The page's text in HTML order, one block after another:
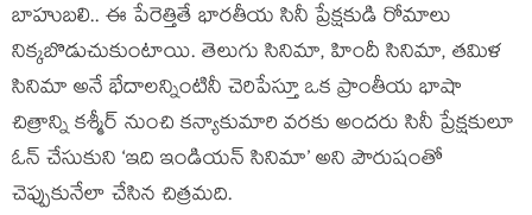
బాహుబలి.. ఈ పేరెత్తితే భారతీయ సినీ ప్రేక్షకుడి రోమాలు
నిక్కబొడుచుకుంటాయి. తెలుగు సినిమా, హిందీ సినిమా, తమిళ
సినిమా అనే భేదాలన్నింటినీ చెరిపేస్తూ ఒక ప్రాంతీయ భాషా
చిత్రాన్ని కశ్మీర్ నుంచి కన్యాకుమారి వరకు అందరు సినీ ప్రేక్షకులూ
ఓన్ చేసుకుని ‘ఇది ఇండియన్ సినిమా’ అని పౌరుషంతో
చెప్పుకునేలా చేసిన చిత్రమది.